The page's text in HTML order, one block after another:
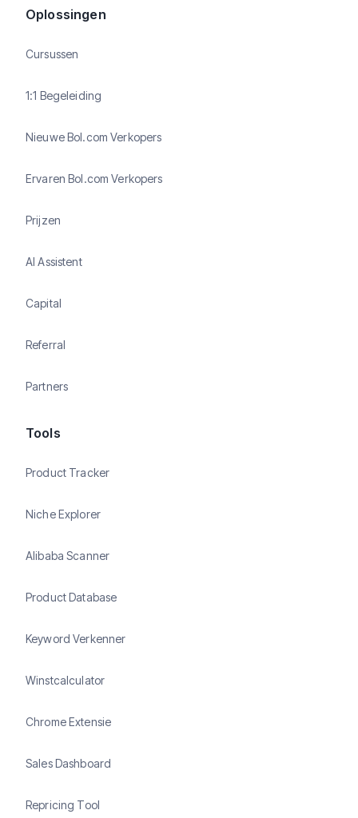
Oplossingen
Cursussen
1:1 Begeleiding
Nieuwe Bol.com Verkopers
Ervaren Bol.com Verkopers
Prijzen
AI Assistent
Capital
Referral
Partners
Tools
Product Tracker
Niche Explorer
Alibaba Scanner
Product Database
Keyword Verkenner
Winstcalculator
Chrome Extensie
Sales Dashboard
Repricing Tool